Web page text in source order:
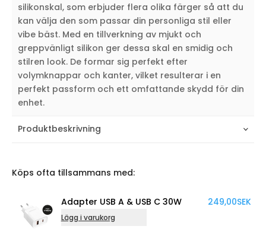
silikonskal, som erbjuder flera olika färger så att du
kan välja den som passar din personliga stil eller
vibe bäst. Med en tillverkning av mjukt och
greppvänligt silikon ger dessa skal en smidig och
stilren look. De formar sig perfekt efter
volymknappar och kanter, vilket resulterar i en
perfekt passform och ett omfattande skydd för din
enhet.
Produktbeskrivning
Köps ofta tillsammans med:
Adapter USB A & USB C 30W
Lägg i varukorg
249,00SEK